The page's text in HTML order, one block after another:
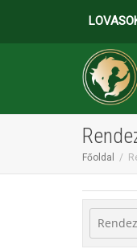
Főoldal